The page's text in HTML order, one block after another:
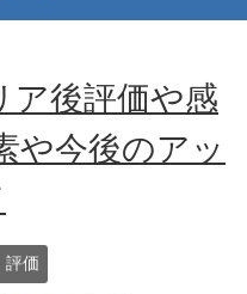
ア後評価や感
や今後のアッ
評価